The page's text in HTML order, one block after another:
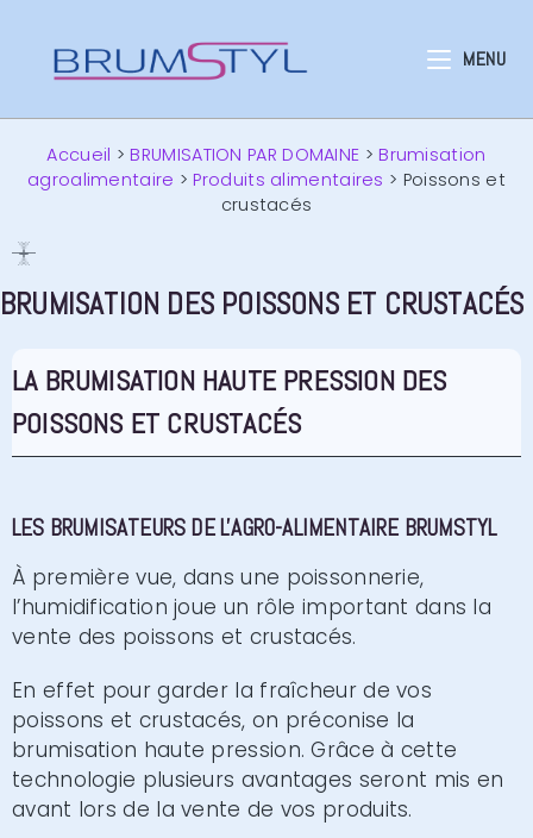
MENU
Accueil > BRUMISATION PAR DOMAINE > Brumisation
agroalimentaire > Produits alimentaires > Poissons et
crustacés
BRUMISATION DES POISSONS ET CRUSTACÉS
LA BRUMISATION HAUTE PRESSION DES
POISSONS ET CRUSTACÉS
LES BRUMISATEURS DE L'AGRO-ALIMENTAIRE BRUMSTYL
À première vue, dans une poissonnerie,
l’humidification joue un rôle important dans la
vente des poissons et crustacés.
En effet pour garder la fraîcheur de vos
poissons et crustacés, on préconise la
brumisation haute pression. Grâce à cette
technologie plusieurs avantages seront mis en
avant lors de la vente de vos produits.